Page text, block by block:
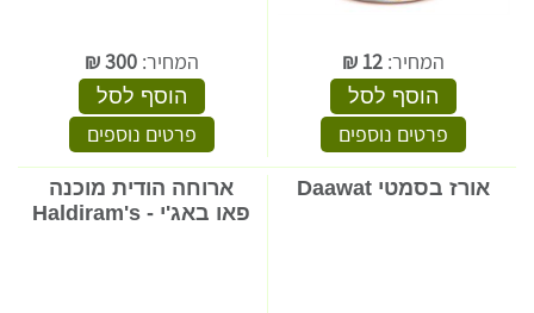
המחיר: 12
₪
הוסף לסל
פרטים נוספים
המחיר:300
₪
הוסף לסל
פרטים נוספים
אורז בסמטי Daawat
ארוחה הודית מוכנה
פאו באג'י - Haldiram's